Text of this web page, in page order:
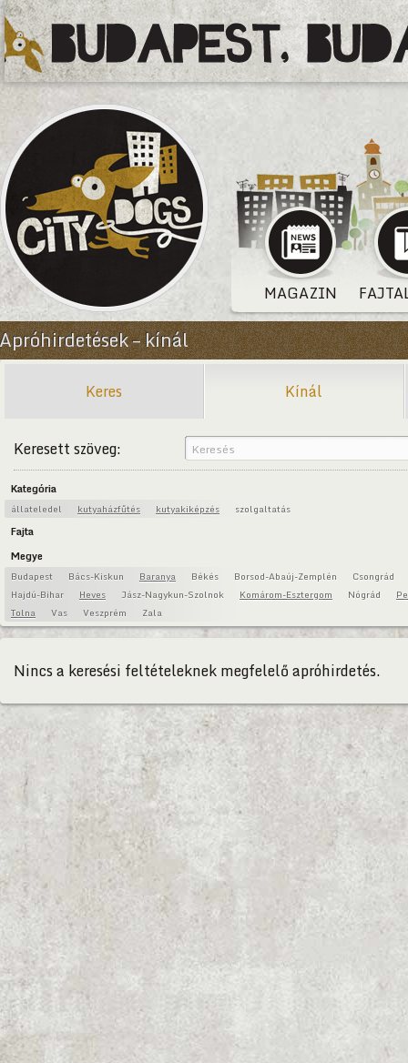
MAGAZIN
Apróhirdetések – kínál
Keres Kínál
Keresett szöveg:
Kategória
állateledel kutyaházfűtés kutyakiképzés szolgaltatás
Fajta
Megye
Budapest Bács-Kiskun Baranya Békés Borsod-Abaúj-Zemplén
Csongrád
Hajdú-Bihar
Heves Jász-Nagykun-Szolnok Komárom-Esztergom Nógrád
Tolna
Vas Veszprém Zala
Nincs a keresési feltételeknek megfelelő apróhirdetés.